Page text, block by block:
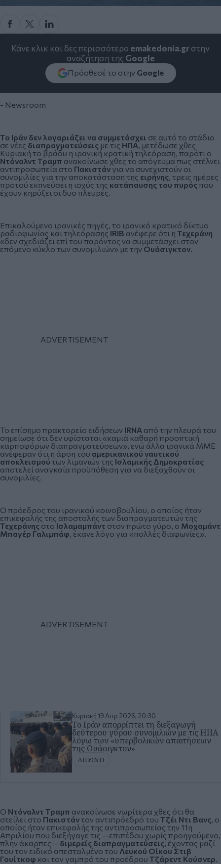
Κάνε κλικ και δες περισσότερο emakedonia.grστην
αναζήτηση της Google
Πρόσθεσέ το στην Google
- Newsroom
Το Ιράν δεν λογαριάζει να συμμετάσχει σε αυτό το στάδιο
σε νέες διαπραγματεύσεις με τις ΗΠΑ, μετέδωσε χθες
Κυριακή το βράδυ η ιρανική κρατική τηλεόραση, παρότι ο
Ντόναλντ Τραμπ ανακοίνωσε χθες το απόγευμα πως στέλνει
αντιπροσωπεία στο Πακιστάν για να συνεχιστούν οι
συνομιλίες για την αποκατάσταση της ειρήνης, τρεις ημέρες
προτού εκπνεύσει η ισχύς της κατάπαυσης του πυρόςπου
έχουν κηρύξει οι δυο πλευρές.
Επικαλούμενο ιρανικές πηγές, το ιρανικό κρατικό δίκτυο
ραδιοφωνίας και τηλεόρασης IRIB ανέφερε ότι η Τεχεράνη
«δεν σχεδιάζει επί του παρόντος να συμμετάσχει στον
επόμενο κύκλο των συνομιλιών» με τηνΟυάσιγκτον.
Το επίσημο πρακτορείο ειδήσεων IRNA από την πλευρά του
σημείωσε ότι δεν υφίσταται «καμιά καθαρή προοπτική
καρποφόρων διαπραγματεύσεων», ενώ άλλα ιρανικά ΜΜΕ
ανέφεραν ότι η άρση του αμερικανικού ναυτικού
αποκλεισμού των λιμανιών της Ισλαμικής Δημοκρατίας
αποτελεί αναγκαία προϋπόθεση για να διεξαχθούν οι
συνομιλίες.
Ο πρόεδρος του ιρανικού κοινοβουλίου, ο οποίος ήταν
επικεφαλής της αποστολής των διαπραγματευτών της
Τεχεράνης στοΙσλαμαμπάντ στον πρώτο γύρο, ο Μοχαμάντ
Μπαγέρ Γαλιμπάφ, έκανε λόγο για «πολλές διαφωνίες».
Κυριακή 19 Απρ 2026, 20:30
Το Ιράν απορρίπτει τη διεξαγωγή
δεύτερου γύρου συνομιλιών με τις ΗΠΑ
λόγω των «υπερβολικών απαιτήσεων
της Ουάσιγκτον»
ΔΙΕΘΝΗ
Ο Ντόναλντ Τραμπ ανακοίνωσε νωρίτερα χθες ότι θα
στείλει στο Πακιστάντον αντιπρόεδρό του Τζέι Ντι Βανς , ο
οποίος ήταν επικεφαλής της αντιπροσωπείας την 11η
Απριλίου που διεξήγαγε τις --επιπέδου χωρίς προηγούμενο,
πλην άκαρπες-- διμερείς διαπραγματεύσεις, έχοντας μαζί
του τον ειδικό απεσταλμένο του Λευκού Οίκου Στιβ
Γουίτκοφ και τον γαμπρό του προέδρου Τζάρεντ Κούσνερ